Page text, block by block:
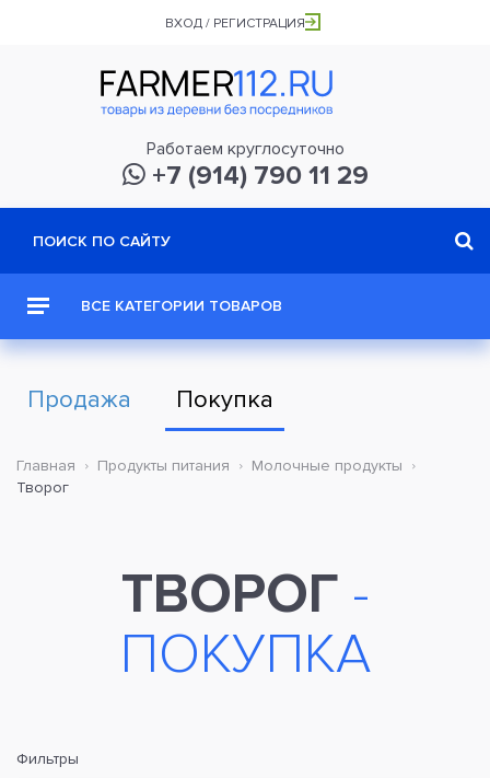
ВХОД / РЕГИСТРАЦИЯ
Работаем круглосуточно
+7 (914) 790 11 29
ВСЕ КАТЕГОРИИ ТОВАРОВ
Продажа Покупка
Главная Продукты питания
Молочные продукты
Творог
ТВОРОГ -
ПОКУПКА
Фильтры